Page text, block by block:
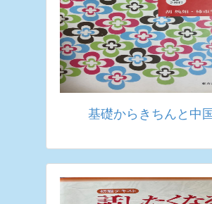
基礎からきちんと中